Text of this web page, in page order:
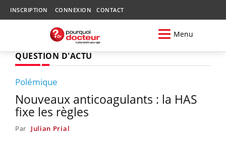
INSCRIPTION CONNEXION CONTACT
Menu
QUESTION D'ACTU
Polémique
Nouveaux anticoagulants : la HAS
fixe les règles
Par Julian Prial